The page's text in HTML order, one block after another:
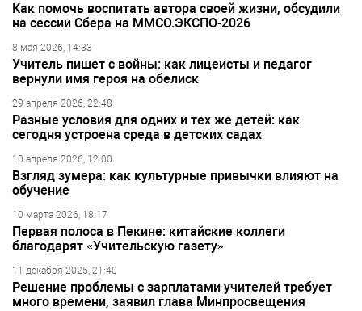
Как помочь воспитать автора своей жизни, обсудили
на сессии Сбера на ММСО.ЭКСПО-2026
8 мая 2026, 14:33
Учитель пишет с войны: как лицеисты и педагог
вернули имя героя на обелиск
29 апреля 2026, 22:48
Разные условия для одних и тех же детей: как
сегодня устроена среда в детских садах
10 апреля 2026, 12:00
Взгляд зумера: как культурные привычки влияют на
обучение
10 марта 2026, 18:17
Первая полоса в Пекине: китайские коллеги
благодарят «Учительскую газету»
11 декабря 2025, 21:40
Решение проблемы с зарплатами учителей требует
много времени, заявил глава Минпросвещения